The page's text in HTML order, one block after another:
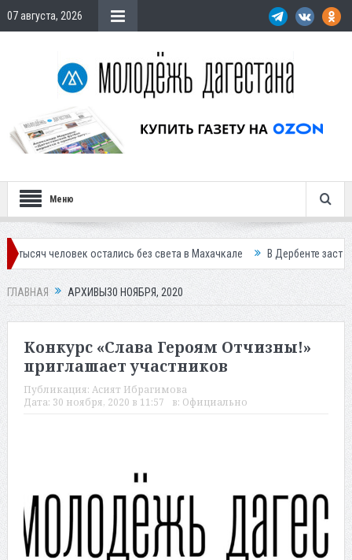
07 августа, 2026
Меню
остались без света в Махачкале В Дербенте застройщик
ГЛАВНАЯ АРХИВЫ30 НОЯБРЯ, 2020
Конкурс «Слава Героям Отчизны!»
приглашает участников
Публикация: Асият Ибрагимова
Дата: 30 ноября, 2020 в 11:57 в: Официально